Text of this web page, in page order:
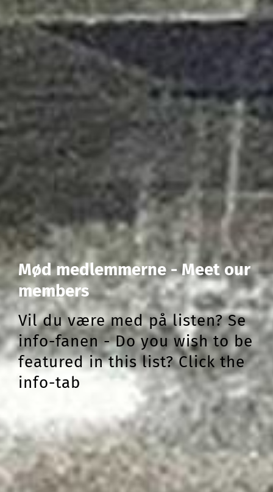
Mød medlemmerne - Meet our
members
Vil du være med på listen? Se
info-fanen - Do you wish to be
featured in this list? Click the
info-tab